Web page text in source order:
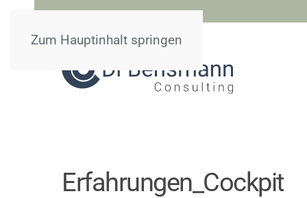
Zum Hauptinhalt springen
Erfahrungen_Cockpit